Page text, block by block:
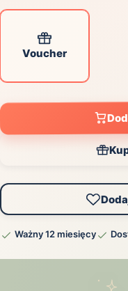
Voucher
Ważny 12 miesięcy